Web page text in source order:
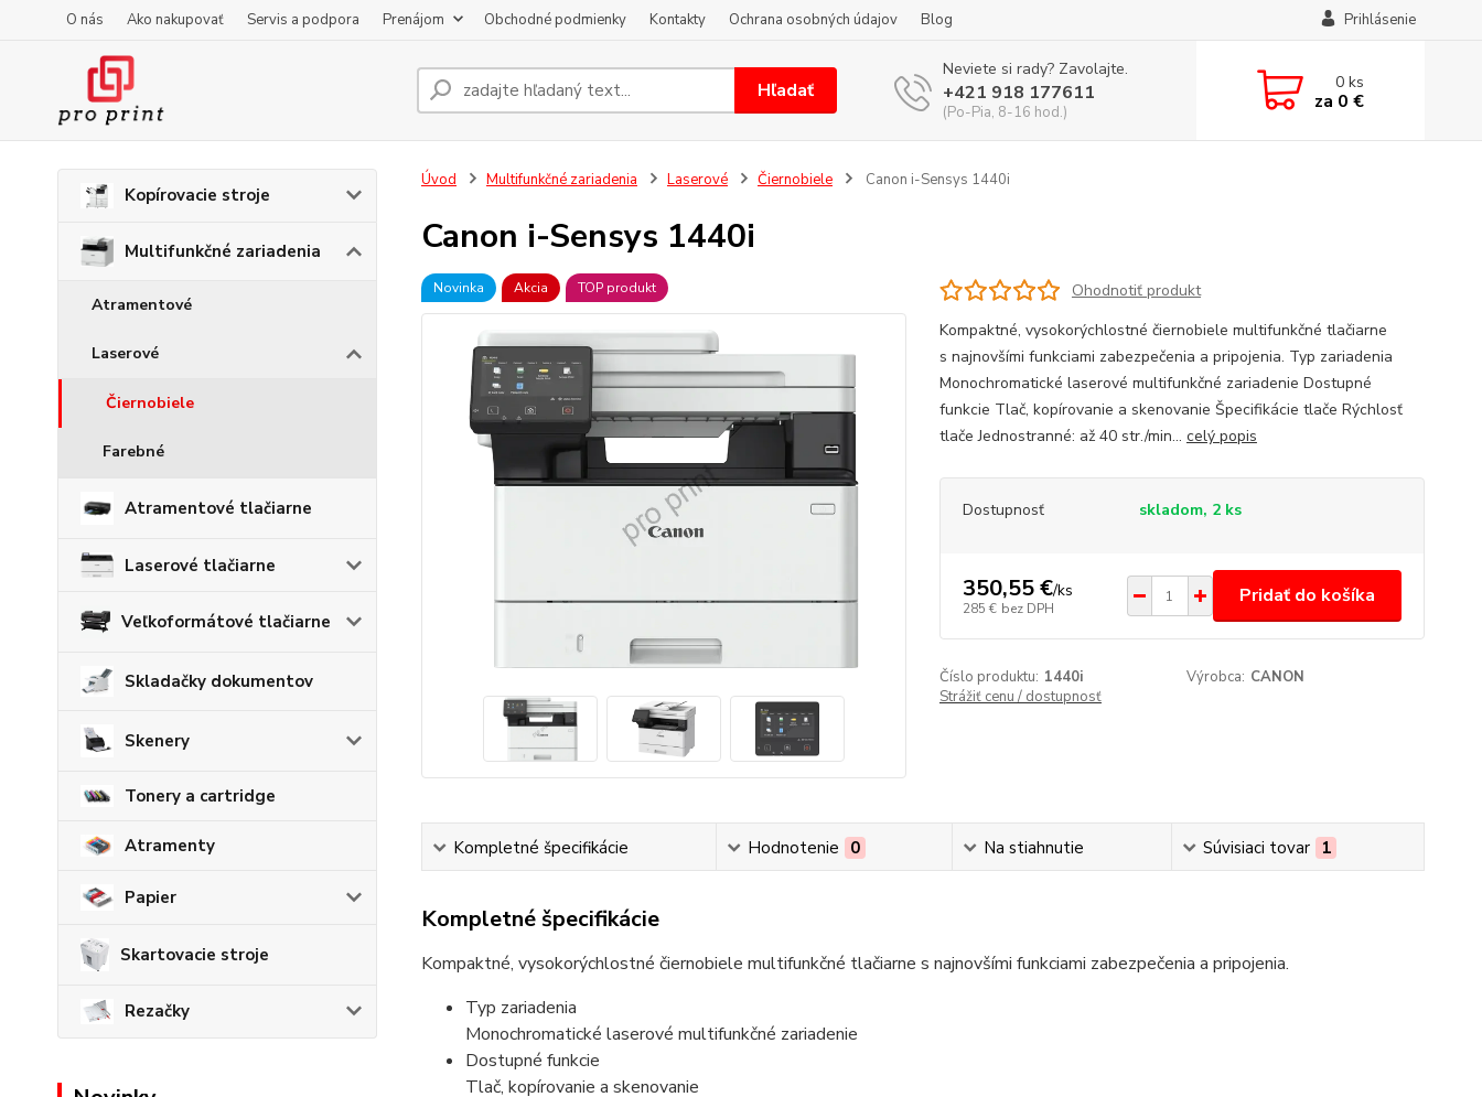
O nás Ako nakupovať Servis a podpora Prenájom Obchodné podmienky Kontakty Ochrana osobných údajov Blog Prihlásenie
Hľadať
Neviete si rady? Zavolajte.
+421 918 177611
(Po-Pia, 8-16 hod.)
0ks
za 0 €
Kopírovacie stroje
Multifunkčné zariadenia
Atramentové
Laserové
Čiernobiele
Farebné
Atramentové tlačiarne
Laserové tlačiarne
Veľkoformátové tlačiarne
Skladačky dokumentov
Skenery
Tonery a cartridge
Atramenty
Papier
Skartovacie stroje
Rezačky
Úvod Multifunkčné zariadenia Laserové Čiernobiele Canon i-Sensys 1440i
Canon i-Sensys 1440i
Novinka Akcia TOP produkt
Ohodnotiť produkt
Kompaktné, vysokorýchlostné čiernobiele multifunkčné tlačiarne
s najnovšími funkciami zabezpečenia a pripojenia. Typ zariadenia
Monochromatické laserové multifunkčné zariadenie Dostupné
funkcie Tlač, kopírovanie a skenovanie Špecifikácie tlače Rýchlosť
tlače Jednostranné: až 40 str./min... celý popis
Dostupnosť skladom, 2 ks
350,55 €/ks
285 € bez DPH
Pridať do košíka
Číslo produktu: 1440i Výrobca: CANON
Strážiť cenu / dostupnosť
Kompletné špecifikácie Hodnotenie 0 Na stiahnutie Súvisiaci tovar 1
Kompletné špecifikácie
Kompaktné, vysokorýchlostné čiernobiele multifunkčné tlačiarne s najnovšími funkciami zabezpečenia a pripojenia.
Typ zariadenia
Monochromatické laserové multifunkčné zariadenie
Dostupné funkcie
Tlač, kopírovanie a skenovanie